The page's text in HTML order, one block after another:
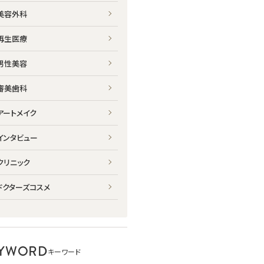
容外科
生医療
性美容
美歯科
ートメイク
ンタビュー
リニック
クターズコスメ
キーワード